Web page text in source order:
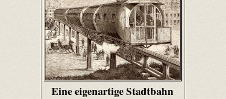
Eine eigenartige Stadtbahn